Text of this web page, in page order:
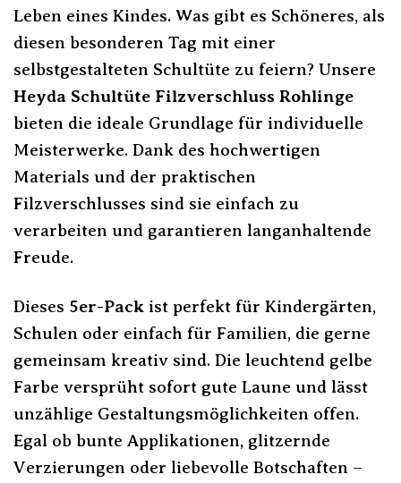
Leben eines Kindes. Was gibt es Schöneres, als
diesen besonderen Tag mit einer
selbstgestalteten Schultüte zu feiern? Unsere
Heyda Schultüte Filzverschluss Rohlinge
bieten die ideale Grundlage für individuelle
Meisterwerke. Dank des hochwertigen
Materials und der praktischen
Filzverschlusses sind sie einfach zu
verarbeiten und garantieren langanhaltende
Freude.
Dieses 5er-Pack ist perfekt für Kindergärten,
Schulen oder einfach für Familien, die gerne
gemeinsam kreativ sind. Die leuchtend gelbe
Farbe versprüht sofort gute Laune und lässt
unzählige Gestaltungsmöglichkeiten offen.
Egal ob bunte Applikationen, glitzernde
Verzierungen oder liebevolle Botschaften –